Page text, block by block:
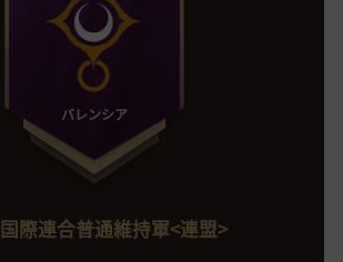
バレンシア
国際連合普通維持軍<連盟>